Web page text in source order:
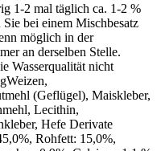
1-2 mal täglich ca. 1-2 %
bei einem Mischbesatz
möglich in der
an derselben Stelle.
Wasserqualität nicht
(Geflügel), Maiskleber,
Lecithin,
Hefe Derivate
Rohfett: 15,0%,